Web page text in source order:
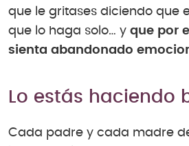
que le gritases diciendo que
que lo haga solo… y que por
sienta abandonado
Lo estás haciendo
Cada padre y cada madre